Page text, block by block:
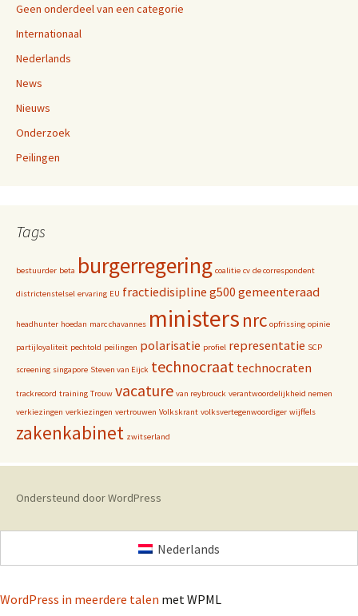
Geen onderdeel van een categorie
Internationaal
Nederlands
News
Nieuws
Onderzoek
Peilingen
Tags
bestuurder beta burgerregering coalitie cv de correspondent
districtenstelsel ervaring EU fractiedisipline g500 gemeenteraad
headhunter hoedan marc chavannes ministers nrc opfrissing opinie
partijloyaliteit pechtold peilingen polarisatie profiel representatie SCP
screening singapore Steven van Eijck technocraat technocraten
trackrecord training Trouw vacature van reybrouck verantwoordelijkheid nemen
verkiezingen verkiezingen vertrouwen Volkskrant volksvertegenwoordiger wijffels
zakenkabinet zwitserland
Ondersteund door WordPress
Nederlands
WordPress in meerdere talen met WPML